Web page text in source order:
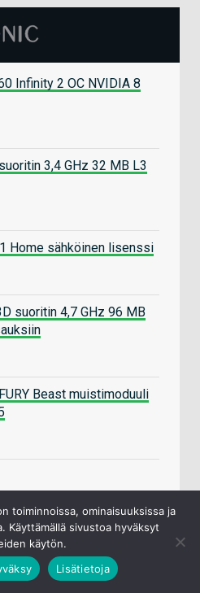
Infinity 2 OC NVIDIA 8
3,4 GHz 32 MB L3
Home sähköinen lisenssi
suoritin 4,7 GHz 96 MB
Beast muistimoduuli
toiminnoissa, ominaisuuksissa ja
Käyttämällä sivustoa hyväksyt
käytön.
Lisätietoja